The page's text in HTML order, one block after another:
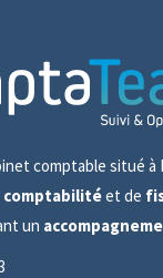
comptable situé à
comptabilitéet de
un